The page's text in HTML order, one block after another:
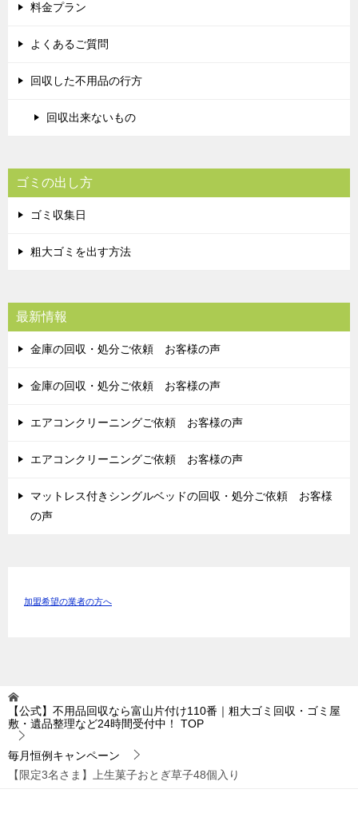
料金プラン
よくあるご質問
回収した不用品の行方
回収出来ないもの
ゴミの出し方
ゴミ収集日
粗大ゴミを出す方法
最新情報
金庫の回収・処分ご依頼 お客様の声
金庫の回収・処分ご依頼 お客様の声
エアコンクリーニングご依頼 お客様の声
エアコンクリーニングご依頼 お客様の声
マットレス付きシングルベッドの回収・処分ご依頼 お客様
の声
加盟希望の業者の方へ
【公式】不用品回収なら富山片付け110番｜粗大ゴミ回収・ゴミ屋
敷・遺品整理など24時間受付中！
TOP
毎月恒例キャンペーン
【限定3名さま】上生菓子おとぎ草子48個入り